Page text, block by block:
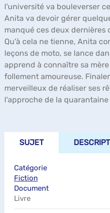
l'université va bouleverser
Anita va devoir gérer
manqué ces deux dernières
Qu'à cela ne tienne, Anita
leçons de moto, se lance
apprend à connaître sa
follement amoureuse.
merveilleux de réaliser ses
l'approche de la quarantaine
SUJET
Catégorie
Fiction
Document
Livre